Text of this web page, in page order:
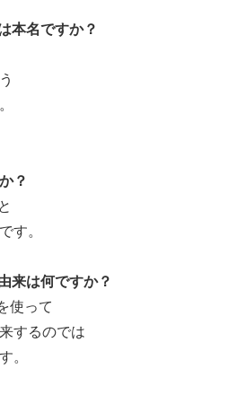
本名ですか？
？
す。
来は何ですか？
使って
するのでは
。